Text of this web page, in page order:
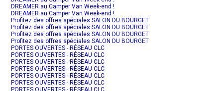
DREAMER au Camper Van Week-end !
DREAMER au Camper Van Week-end !
Profitez des offres spéciales SALON DU BOURGET
Profitez des offres spéciales SALON DU BOURGET
Profitez des offres spéciales SALON DU BOURGET
Profitez des offres spéciales SALON DU BOURGET
PORTES OUVERTES - RÉSEAU CLC
PORTES OUVERTES - RÉSEAU CLC
PORTES OUVERTES - RÉSEAU CLC
PORTES OUVERTES - RÉSEAU CLC
PORTES OUVERTES - RÉSEAU CLC
PORTES OUVERTES - RÉSEAU CLC
PORTES OUVERTES - RÉSEAU CLC